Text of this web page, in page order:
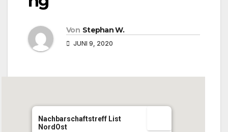
Von Stephan W.
JUNI 9, 2020
Nachbarschaftstreff List
NordOst